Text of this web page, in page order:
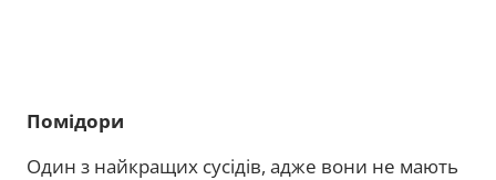
Помідори
Один з найкращих сусідів, адже вони не мають